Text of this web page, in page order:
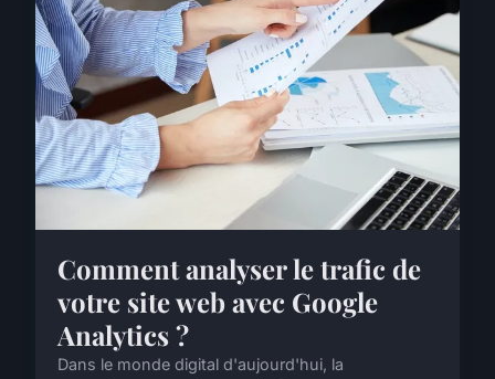
Comment analyser le trafic de
votre site web avec Google
Analytics ?
Dans le monde digital d'aujourd'hui, la